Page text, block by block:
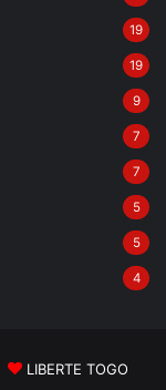
19
19
9
7
7
5
5
4
LIBERTE TOGO